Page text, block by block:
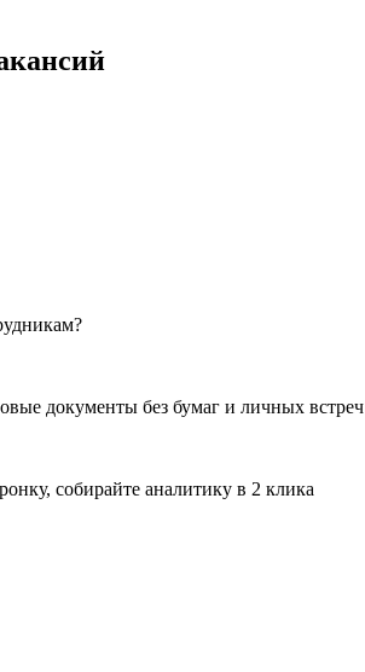
документы без бумаг и личных встреч
собирайте аналитику в 2 клика